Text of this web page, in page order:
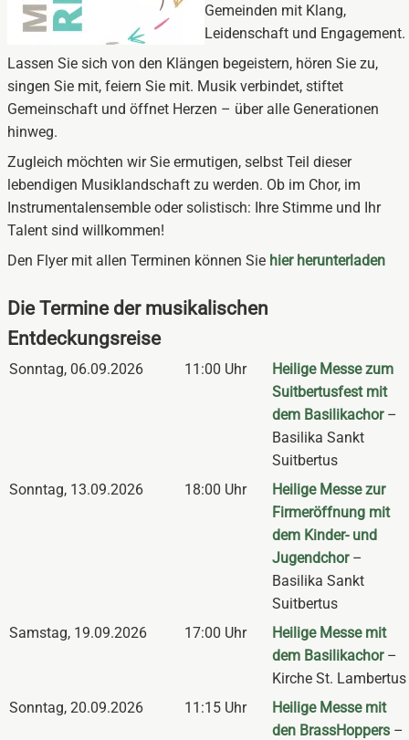
Gemeinden mit Klang,
Leidenschaft und Engagement.
Lassen Sie sich von den Klängen begeistern, hören Sie zu,
singen Sie mit, feiern Sie mit. Musik verbindet, stiftet
Gemeinschaft und öffnet Herzen – über alle Generationen
hinweg.
Zugleich möchten wir Sie ermutigen, selbst Teil dieser
lebendigen Musiklandschaft zu werden. Ob im Chor, im
Instrumentalensemble oder solistisch: Ihre Stimme und Ihr
Talent sind willkommen!
Den Flyer mit allen Terminen können Sie hier herunterladen
Die Termine der musikalischen
Entdeckungsreise
Sonntag, 06.09.2026 11:00 Uhr
Heilige Messe zum
Suitbertusfest mit
dem Basilikachor–
Basilika Sankt
Suitbertus
Sonntag, 13.09.2026 18:00 Uhr
Heilige Messe zur
Firmeröffnung mit
dem Kinder- und
Jugendchor–
Basilika Sankt
Suitbertus
Samstag, 19.09.2026 17:00 Uhr
Heilige Messe mit
dem Basilikachor–
Kirche St. Lambertus
Sonntag, 20.09.2026 11:15 Uhr
Heilige Messe mit
den BrassHoppers –